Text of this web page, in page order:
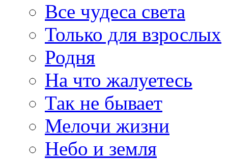
Все чудеса света
Только для взрослых
Родня
На что жалуетесь
Так не бывает
Мелочи жизни
Небо и земля